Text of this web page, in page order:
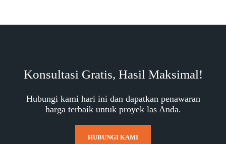
Konsultasi Gratis, Hasil Maksimal!
Hubungi kami hari ini dan dapatkan penawaran
harga terbaik untuk proyek las Anda.
HUBUNGI KAMI